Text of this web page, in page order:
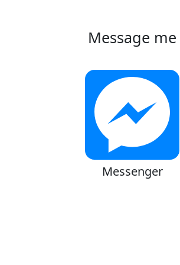
Message me
Messenger